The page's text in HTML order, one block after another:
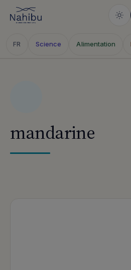
FR Science Alimentation
mandarine